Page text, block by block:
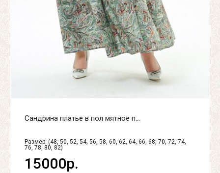
Сандрина платье в пол мятное п...
Размер: (48, 50, 52, 54, 56, 58, 60, 62, 64, 66, 68, 70, 72, 74,
76, 78, 80, 82)
15000р.